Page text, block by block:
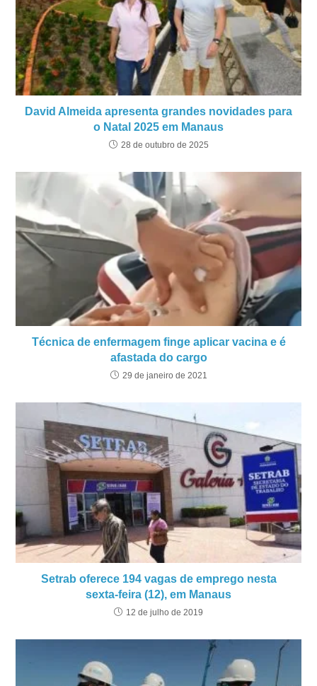
David Almeida apresenta grandes novidades para
o Natal 2025 em Manaus
28 de outubro de 2025
Técnica de enfermagem finge aplicar vacina e é
afastada do cargo
29 de janeiro de 2021
Setrab oferece 194 vagas de emprego nesta
sexta-feira (12), em Manaus
12 de julho de 2019